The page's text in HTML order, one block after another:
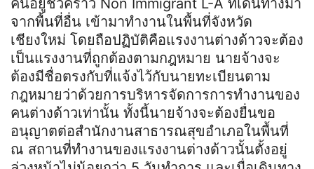
จากพื้นที่อื่น เข้ามาทำงานในพื้นที่จังหวัด
เชียงใหม่ โดยถือปฏิบัติคือแรงงานต่างด้าวจะต้อง
เป็นแรงงานที่ถูกต้องตามกฎหมาย นายจ้างจะ
ต้องมีชื่อตรงกับที่แจ้งไว้กับนายทะเบียนตาม
กฎหมายว่าด้วยการบริหารจัดการการทำงานของ
คนต่างด้าวเท่านั้น ทั้งนี้นายจ้างจะต้องยื่นขอ
อนุญาตต่อสำนักงานสาธารณสุขอำเภอในพื้นที่
ณ สถานที่ทำงานของแรงงานต่างด้าวนั้นตั้งอยู่